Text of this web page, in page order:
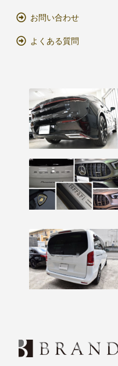
お問い合わせ
よくある質問